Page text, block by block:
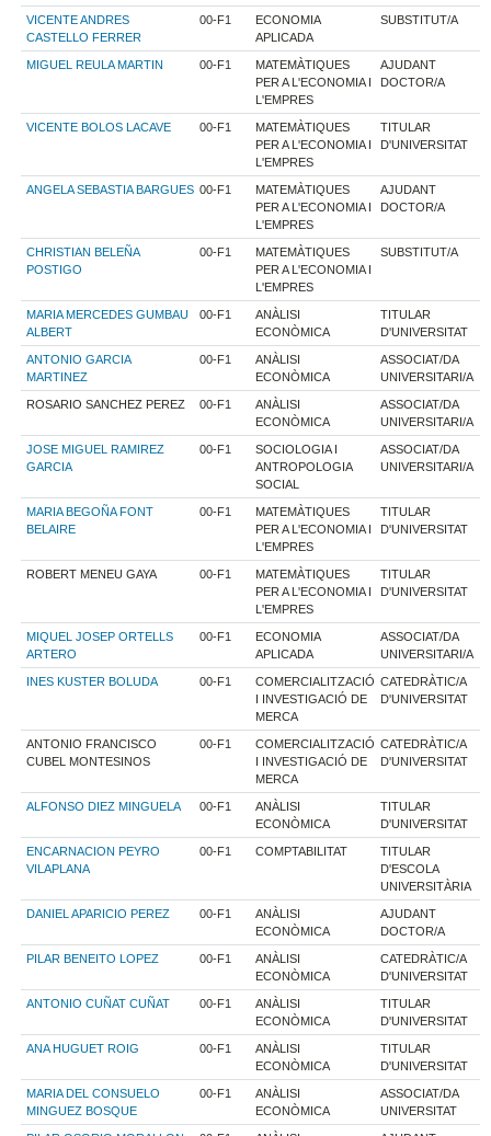
VICENTE ANDRES
CASTELLO FERRER
00-F1
ECONOMIA
APLICADA
SUBSTITUT/A
MIGUEL REULA MARTIN 00-F1
MATEMÀTIQUES
PER A L'ECONOMIA I
L'EMPRES
AJUDANT
DOCTOR/A
VICENTE BOLOS LACAVE 00-F1
MATEMÀTIQUES
PER A L'ECONOMIA I
L'EMPRES
TITULAR
D'UNIVERSITAT
ANGELA SEBASTIA BARGUES 00-F1
MATEMÀTIQUES
PER A L'ECONOMIA I
L'EMPRES
AJUDANT
DOCTOR/A
CHRISTIAN BELEÑA
POSTIGO
00-F1
MATEMÀTIQUES
PER A L'ECONOMIA I
L'EMPRES
SUBSTITUT/A
MARIA MERCEDES GUMBAU
ALBERT
00-F1
ANÀLISI
ECONÒMICA
TITULAR
D'UNIVERSITAT
ANTONIO GARCIA
MARTINEZ
00-F1
ANÀLISI
ECONÒMICA
ASSOCIAT/DA
UNIVERSITARI/A
ROSARIO SANCHEZ PEREZ 00-F1
ANÀLISI
ECONÒMICA
ASSOCIAT/DA
UNIVERSITARI/A
JOSE MIGUEL RAMIREZ
GARCIA
00-F1
SOCIOLOGIA I
ANTROPOLOGIA
SOCIAL
ASSOCIAT/DA
UNIVERSITARI/A
MARIA BEGOÑA FONT
BELAIRE
00-F1
MATEMÀTIQUES
PER A L'ECONOMIA I
L'EMPRES
TITULAR
D'UNIVERSITAT
ROBERT MENEU GAYA 00-F1
MATEMÀTIQUES
PER A L'ECONOMIA I
L'EMPRES
TITULAR
D'UNIVERSITAT
MIQUEL JOSEP ORTELLS
ARTERO
00-F1
ECONOMIA
APLICADA
ASSOCIAT/DA
UNIVERSITARI/A
INES KUSTER BOLUDA 00-F1
COMERCIALITZACIÓ
I INVESTIGACIÓ DE
MERCA
CATEDRÀTIC/A
D'UNIVERSITAT
ANTONIO FRANCISCO
CUBEL MONTESINOS
00-F1
COMERCIALITZACIÓ
I INVESTIGACIÓ DE
MERCA
CATEDRÀTIC/A
D'UNIVERSITAT
ALFONSO DIEZ MINGUELA 00-F1
ANÀLISI
ECONÒMICA
TITULAR
D'UNIVERSITAT
ENCARNACION PEYRO
VILAPLANA
00-F1 COMPTABILITAT
TITULAR
D'ESCOLA
UNIVERSITÀRIA
DANIEL APARICIO PEREZ 00-F1
ANÀLISI
ECONÒMICA
AJUDANT
DOCTOR/A
PILAR BENEITO LOPEZ 00-F1
ANÀLISI
ECONÒMICA
CATEDRÀTIC/A
D'UNIVERSITAT
ANTONIO CUÑAT CUÑAT 00-F1
ANÀLISI
ECONÒMICA
TITULAR
D'UNIVERSITAT
ANA HUGUET ROIG 00-F1
ANÀLISI
ECONÒMICA
TITULAR
D'UNIVERSITAT
MARIA DEL CONSUELO
MINGUEZ BOSQUE
00-F1
ANÀLISI
ECONÒMICA
ASSOCIAT/DA
UNIVERSITAT